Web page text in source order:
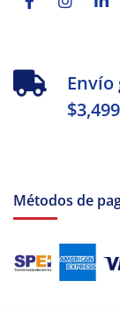
$3,499
Métodos de